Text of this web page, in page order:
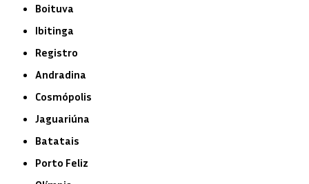
Boituva
Ibitinga
Registro
Andradina
Cosmópolis
Jaguariúna
Batatais
Porto Feliz